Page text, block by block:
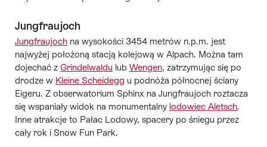
Jungfraujoch
Jungfraujoch na wysokości 3454 metrów n.p.m. jest
najwyżej położoną stacją kolejową w Alpach. Można tam
dojechać z Grindelwaldu lub Wengen, zatrzymując się po
drodze w Kleine Scheidegg u podnóża północnej ściany
Eigeru. Z obserwatorium Sphinx na Jungfraujoch roztacza
się wspaniały widok na monumentalny lodowiec Aletsch.
Inne atrakcje to Pałac Lodowy, spacery po śniegu przez
cały rok i Snow Fun Park.